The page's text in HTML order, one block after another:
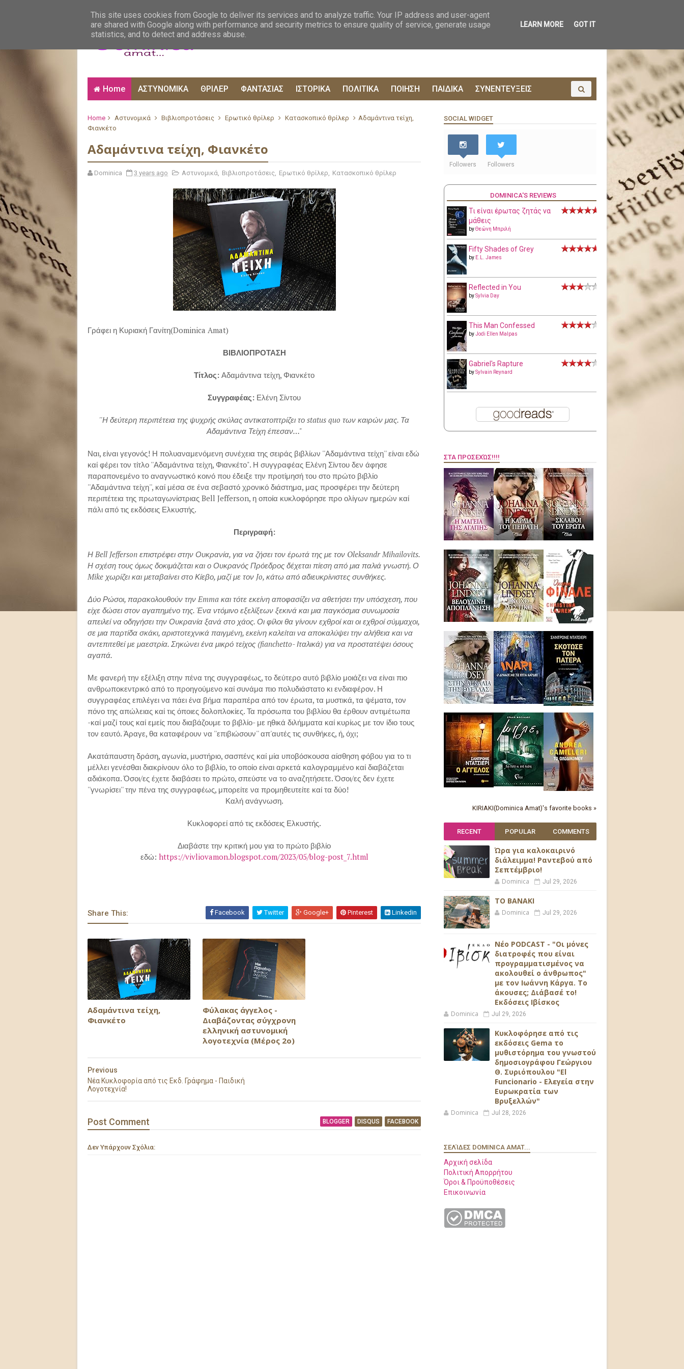
Home ΑΣΤΥΝΟΜΙΚΑ ΘΡΙΛΕΡ ΦΑΝΤΑΣΙΑΣ ΙΣΤΟΡΙΚΑ ΠΟΛΙΤΙΚΑ ΠΟΙΗΣΗ ΠΑΙΔΙΚΑ ΣΥΝΕΝΤΕΥΞΕΙΣ
Home Αστυνομικά Βιβλιοπροτάσεις Ερωτικό θρίλερ Κατασκοπικό θρίλερ
Αδαμάντινα τείχη,
Φιανκέτο
Αδαμάντινα τείχη, Φιανκέτο
Dominica 3 years ago Αστυνομικά, Βιβλιοπροτάσεις, Ερωτικό θρίλερ, Κατασκοπικό θρίλερ
Γράφει η Κυριακή Γανίτη(Dominica Amat)
ΒΙΒΛΙΟΠΡΟΤΑΣΗ
Τίτλος: Αδαμάντινα τείχη, Φιανκέτο
Συγγραφέας: Ελένη Σίντου
''Η δεύτερη περιπέτεια της ψυχρής σκύλας αντικατοπτρίζει το status quo των καιρών μας. Τα
Αδαμάντινα Τείχη έπεσαν…"
Ναι, είναι γεγονός! Η πολυαναμενόμενη συνέχεια της σειράς βιβλίων ''Αδαμάντινα τείχη'' είναι εδώ
καί φέρει τον τίτλο ''Αδαμάντινα τείχη, Φιανκέτο". Η συγγραφέας Ελένη Σίντου δεν άφησε
παραπονεμένο το αναγνωστικό κοινό που έδειξε την προτίμησή του στο πρώτο βιβλίο
''Αδαμάντινα τείχη'', καί μέσα σε ένα σεβαστό χρονικό διάστημα, μας προσφέρει την δεύτερη
περιπέτεια της πρωταγωνίστριας Bell Jefferson, η οποία κυκλοφόρησε προ ολίγων ημερών καί
πάλι από τις εκδόσεις Ελκυστής.
Περιγραφή:
Η Bell Jefferson επιστρέφει στην Ουκρανία, για να ζήσει τον έρωτά της με τον Oleksandr Mihailovits.
Η σχέση τους όμως δοκιμάζεται και ο Ουκρανός Πρόεδρος δέχεται πίεση από μια παλιά γνωστή. Ο
Mike χωρίζει και μεταβαίνει στο Κίεβο, μαζί με τον Jo, κάτω από αδιευκρίνιστες συνθήκες.
Δύο Ρώσοι, παρακολουθούν την Emma και τότε εκείνη αποφασίζει να αθετήσει την υπόσχεση, που
είχε δώσει στον αγαπημένο της. Ένα ντόμινο εξελίξεων ξεκινά και μια παγκόσμια συνωμοσία
απειλεί να οδηγήσει την Ουκρανία ξανά στο χάος. Οι φίλοι θα γίνουν εχθροί και οι εχθροί σύμμαχοι,
σε μια παρτίδα σκάκι, αριστοτεχνικά παιγμένη, εκείνη καλείται να αποκαλύψει την αλήθεια και να
αντεπιτεθεί με μαεστρία. Σηκώνει ένα μικρό τείχος (fianchetto- Ιταλικά) για να προστατέψει όσους
αγαπά.
Με φανερή την εξέλιξη στην πένα της συγγραφέως, το δεύτερο αυτό βιβλίο μοιάζει να είναι πιο
ανθρωποκεντρικό από το προηγούμενο καί συνάμα πιο πολυδιάστατο κι ενδιαφέρον. Η
συγγραφέας επιλέγει να πάει ένα βήμα παραπέρα από τον έρωτα, τα μυστικά, τα ψέματα, τον
πόνο της απώλειας καί τις όποιες δολοπλοκίες. Τα πρόσωπα του βιβλίου θα έρθουν αντιμέτωπα
-καί μαζί τους καί εμείς που διαβάζουμε το βιβλίο- με ηθικά διλήμματα καί κυρίως με τον ίδιο τους
τον εαυτό. Άραγε, θα καταφέρουν να ''επιβιώσουν'' απ'αυτές τις συνθήκες, ή, όχι;
Ακατάπαυστη δράση, αγωνία, μυστήριο, σασπένς καί μία υποβόσκουσα αίσθηση φόβου για το τι
μέλλει γενέσθαι διακρίνουν όλο το βιβλίο, το οποίο είναι αρκετά καλογραμμένο καί διαβάζεται
αδιάκοπα. Όσοι/ες έχετε διαβάσει το πρώτο, σπεύστε να το αναζητήσετε. Όσοι/ες δεν έχετε
''γνωρίσει'' την πένα της συγγραφέως, μπορείτε να προμηθευτείτε καί τα δύο!
Καλή ανάγνωση.
Κυκλοφορεί από τις εκδόσεις Ελκυστής.
Διαβάστε την κριτική μου για το πρώτο βιβλίο
εδώ: https://vivliovamon.blogspot.com/2023/05/blog-post_7.html
Share This: Facebook Twitter Google+ Pinterest Linkedin
Αδαμάντινα τείχη,
Φιανκέτο
Φύλακας άγγελος -
Διαβάζοντας σύγχρονη
ελληνική αστυνομική
λογοτεχνία (Μέρος 2ο)
Previous
Νέα Κυκλοφορία από τις Εκδ. Γράφημα - Παιδική
Λογοτεχνία!
Post Comment BLOGGER DISQUS FACEBOOK
Δεν Υπάρχουν Σχόλια:
SOCIAL WIDGET
Followers Followers
DOMINICA'S REVIEWS
Τι είναι έρωτας ζητάς να
μάθεις
byΘεώνη Μπριλή
Fifty Shades of Grey
by E.L. James
Reflected in You
bySylvia Day
This Man Confessed
byJodi Ellen Malpas
Gabriel's Rapture
bySylvain Reynard
ΣΤΑ ΠΡΟΣΕΧΏΣ!!!!
KIRIAKI(Dominica Amat)'s favorite books »
RECENT POPULAR COMMENTS
Ώρα για καλοκαιρινό
διάλειμμα! Ραντεβού από
Σεπτέμβριο!
Dominica Jul 29, 2026
ΤΟ ΒΑΝΑΚΙ
Dominica Jul 29, 2026
Νέο PODCAST - "Οι μόνες
διατροφές που είναι
προγραμματισμένος να
ακολουθεί ο άνθρωπος"
με τον Ιωάννη Κάργα. Το
άκουσες; Διάβασέ το!
Εκδόσεις Ιβίσκος
Dominica Jul 29, 2026
Κυκλοφόρησε από τις
εκδόσεις Gema το
μυθιστόρημα του γνωστού
δημοσιογράφου Γεώργιου
Θ. Συριόπουλου "El
Funcionario - Ελεγεία στην
Ευρωκρατία των
Βρυξελλών"
Dominica Jul 28, 2026
ΣΕΛΊΔΕΣ DOMINICA AMAT...
Αρχική σελίδα
Πολιτική Απορρήτου
Όροι & Προϋποθέσεις
Επικοινωνία
This site uses cookies from Google to deliver its services and to analyze traffic. Your IP address and user-agent
are shared with Google along with performance and security metrics to ensure quality of service, generate usage
statistics, and to detect and address abuse.
LEARN MORE GOT IT